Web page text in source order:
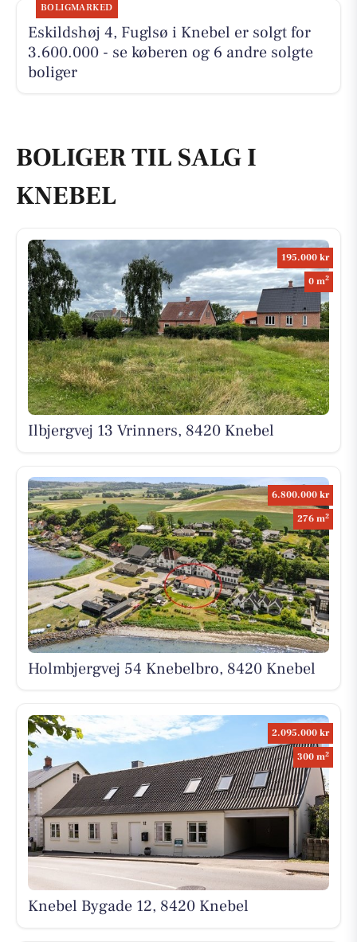
BOLIGMARKED
Eskildshøj 4, Fuglsø i Knebel er solgt for
3.600.000 - se køberen og 6 andre solgte
boliger
BOLIGER TIL SALG I
KNEBEL
195.000 kr
0 m2
Ilbjergvej 13 Vrinners, 8420 Knebel
6.800.000 kr
276 m2
Holmbjergvej 54 Knebelbro, 8420 Knebel
2.095.000 kr
300 m2
Knebel Bygade 12, 8420 Knebel